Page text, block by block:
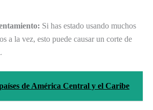
Si has estado usando muchos
a la vez, esto puede causar un corte de
de América Central y el Caribe